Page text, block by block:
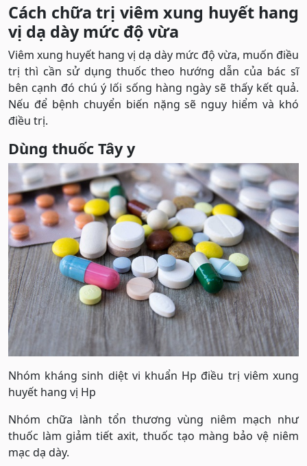
Cách chữa trị viêm xung huyết hang
vị dạ dày mức độ vừa
Viêm xung huyết hang vị dạ dày mức độ vừa, muốn điều
trị thì cần sử dụng thuốc theo hướng dẫn của bác sĩ
bên cạnh đó chú ý lối sống hàng ngày sẽ thấy kết quả.
Nếu để bệnh chuyển biến nặng sẽ nguy hiểm và khó
điều trị.
Dùng thuốc Tây y
Nhóm kháng sinh diệt vi khuẩn Hp điều trị viêm xung
huyết hang vị Hp
Nhóm chữa lành tổn thương vùng niêm mạch như
thuốc làm giảm tiết axit, thuốc tạo màng bảo vệ niêm
mạc dạ dày.